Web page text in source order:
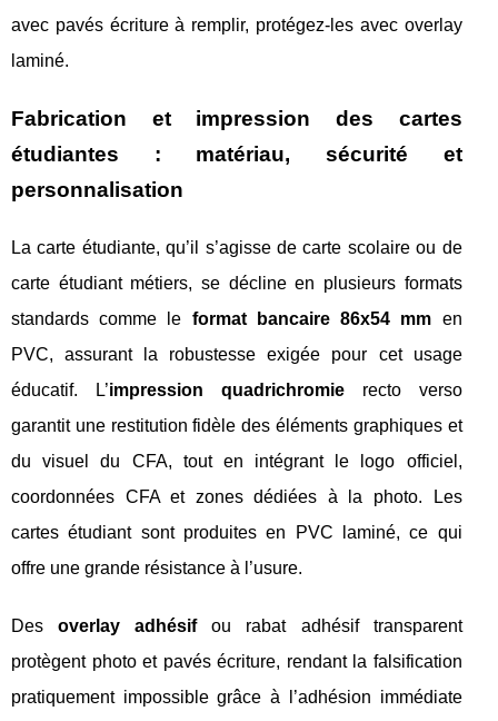
avec pavés écriture à remplir, protégez-les avec overlay
laminé.
Fabrication et impression des cartes
étudiantes : matériau, sécurité et
personnalisation
La carte étudiante, qu’il s’agisse de carte scolaire ou de
carte étudiant métiers, se décline en plusieurs formats
standards comme le format bancaire 86x54 mm en
PVC, assurant la robustesse exigée pour cet usage
éducatif. L’impression quadrichromierecto verso
garantit une restitution fidèle des éléments graphiques et
du visuel du CFA, tout en intégrant le logo officiel,
coordonnées CFA et zones dédiées à la photo. Les
cartes étudiant sont produites en PVC laminé, ce qui
offre une grande résistance à l’usure.
Desoverlay adhésifou rabat adhésif transparent
protègent photo et pavés écriture, rendant la falsification
pratiquement impossible grâce à l’adhésion immédiate